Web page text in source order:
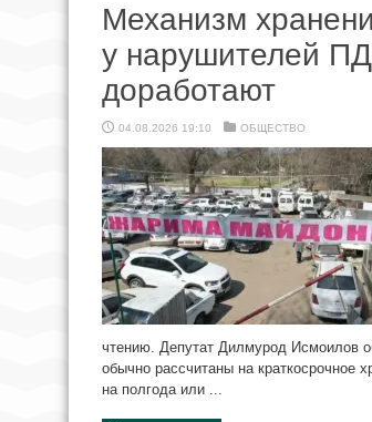
Механизм
у нарушителей
доработают
04.08.2026 19:10 ОБЩЕСТВО
чтению. Депутат Дилмурод Исмоилов
обычно рассчитаны на краткосрочное
на полгода или ...